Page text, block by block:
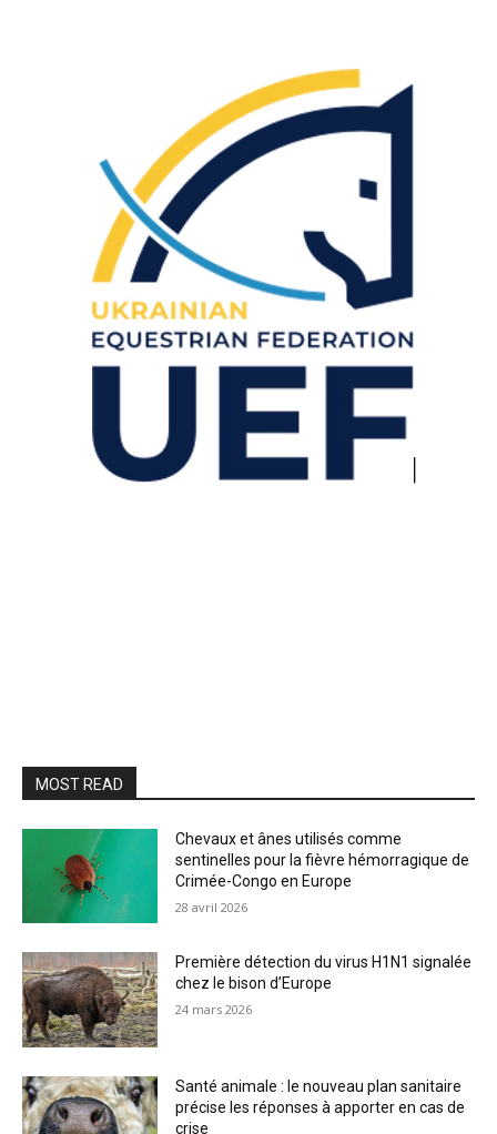
MOST READ
Chevaux et ânes utilisés comme
sentinelles pour la fièvre hémorragique de
Crimée-Congo en Europe
28 avril 2026
Première détection du virus H1N1 signalée
chez le bison d’Europe
24 mars 2026
Santé animale : le nouveau plan sanitaire
précise les réponses à apporter en cas de
crise